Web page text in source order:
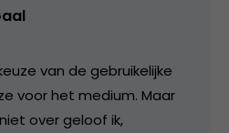
van de gebruikelijke
voor het medium. Maar
over geloof ik,